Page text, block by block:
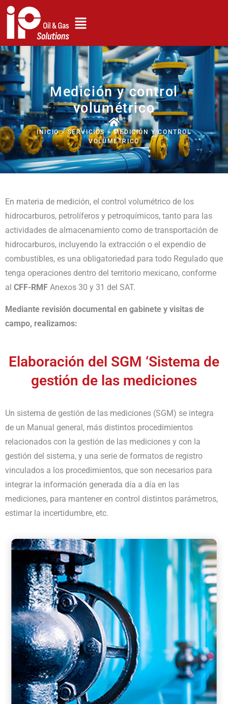
Medición y control
volumétrico
INICIO > SERVICIOS > MEDICIÓN Y CONTROL
VOLUMÉTRICO
En materia de medición, el control volumétrico de los
hidrocarburos, petrolíferos y petroquímicos, tanto para las
actividades de almacenamiento como de transportación de
hidrocarburos, incluyendo la extracción o el expendio de
combustibles, es una obligatoriedad para todo Regulado que
tenga operaciones dentro del territorio mexicano, conforme
al CFF-RMF Anexos 30 y 31 del SAT.
Mediante revisión documental en gabinete y visitas de
campo, realizamos:
Elaboración del SGM ‘Sistema de
gestión de las mediciones
Un sistema de gestión de las mediciones (SGM) se integra
de un Manual general, más distintos procedimientos
relacionados con la gestión de las mediciones y con la
gestión del sistema, y una serie de formatos de registro
vinculados a los procedimientos, que son necesarios para
integrar la información generada día a día en las
mediciones, para mantener en control distintos parámetros,
estimar la incertidumbre, etc.